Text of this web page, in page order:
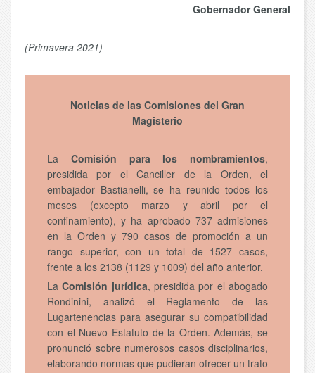
Gobernador General
(Primavera 2021)
Noticias de las Comisiones del Gran
Magisterio
La Comisión para los nombramientos,
presidida por el Canciller de la Orden, el
embajador Bastianelli, se ha reunido todos los
meses (excepto marzo y abril por el
confinamiento), y ha aprobado 737 admisiones
en la Orden y 790 casos de promoción a un
rango superior, con un total de 1527 casos,
frente a los 2138 (1129 y 1009) del año anterior.
LaComisión jurídica, presidida por el abogado
Rondinini, analizó el Reglamento de las
Lugartenencias para asegurar su compatibilidad
con el Nuevo Estatuto de la Orden. Además, se
pronunció sobre numerosos casos disciplinarios,
elaborando normas que pudieran ofrecer un trato